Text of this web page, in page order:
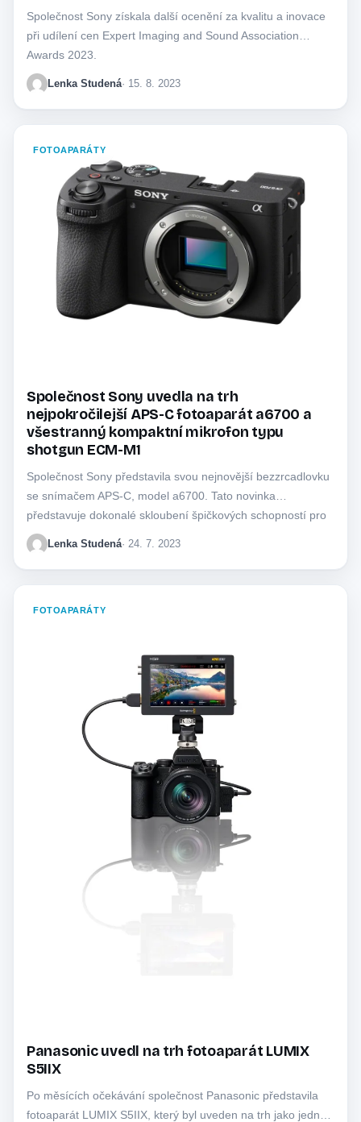
Společnost Sony získala další ocenění za kvalitu a inovace
při udílení cen Expert Imaging and Sound Association
Awards 2023.
Lenka Studená· 15. 8. 2023
FOTOAPARÁTY
Společnost Sony uvedla na trh
nejpokročilejší APS-C fotoaparát a6700 a
všestranný kompaktní mikrofon typu
shotgun ECM-M1
Společnost Sony představila svou nejnovější bezzrcadlovku
se snímačem APS-C, model a6700. Tato novinka
představuje dokonalé skloubení špičkových schopností pro
snímání fotografií i…
Lenka Studená· 24. 7. 2023
FOTOAPARÁTY
Panasonic uvedl na trh fotoaparát LUMIX
S5IIX
Po měsících očekávání společnost Panasonic představila
fotoaparát LUMIX S5IIX, který byl uveden na trh jako jedna